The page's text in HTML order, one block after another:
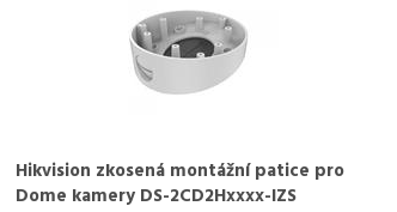
Hikvision zkosená montážní patice pro
Dome kamery DS-2CD2Hxxxx-IZS